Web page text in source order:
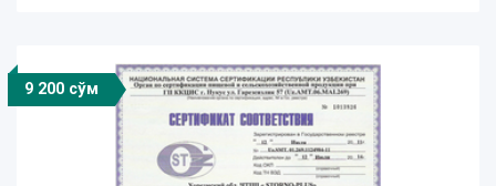
9 200 сўм